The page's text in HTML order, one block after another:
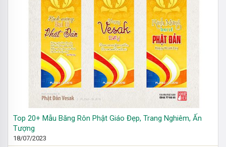
Top 20+ Mẫu Băng Rôn Phật Giáo Đẹp, Trang Nghiêm, Ấn
Tượng
18/07/2023